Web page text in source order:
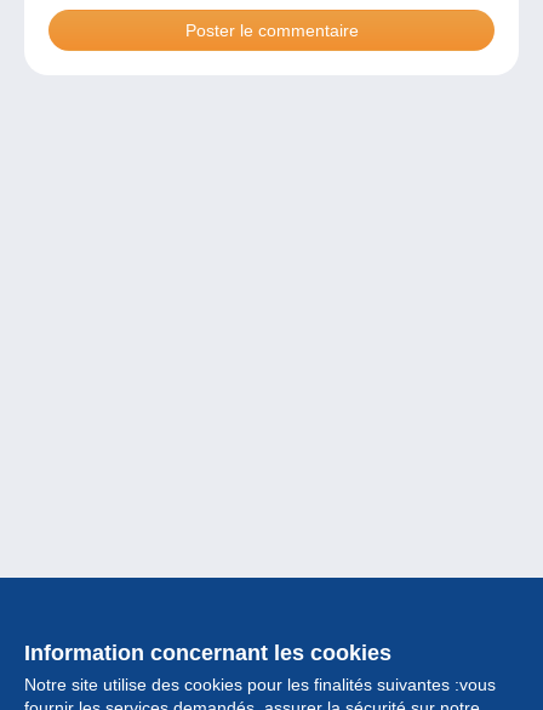
Information concernant les cookies
Notre site utilise des cookies pour les finalités suivantes :vous